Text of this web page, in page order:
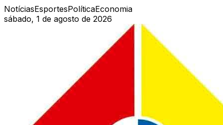
NotíciasEsportesPolíticaEconomia
sábado, 1 de agosto de 2026